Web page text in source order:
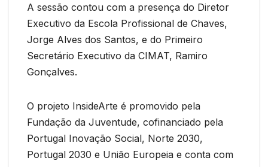
A sessão contou com a presença do Diretor
Executivo da Escola Profissional de Chaves,
Jorge Alves dos Santos, e do Primeiro
Secretário Executivo da CIMAT, Ramiro
Gonçalves.
O projeto InsideArte é promovido pela
Fundação da Juventude, cofinanciado pela
Portugal Inovação Social, Norte 2030,
Portugal 2030 e União Europeia e conta com